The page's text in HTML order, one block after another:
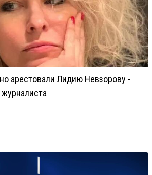
арестовали Лидию Невзорову -
журналиста